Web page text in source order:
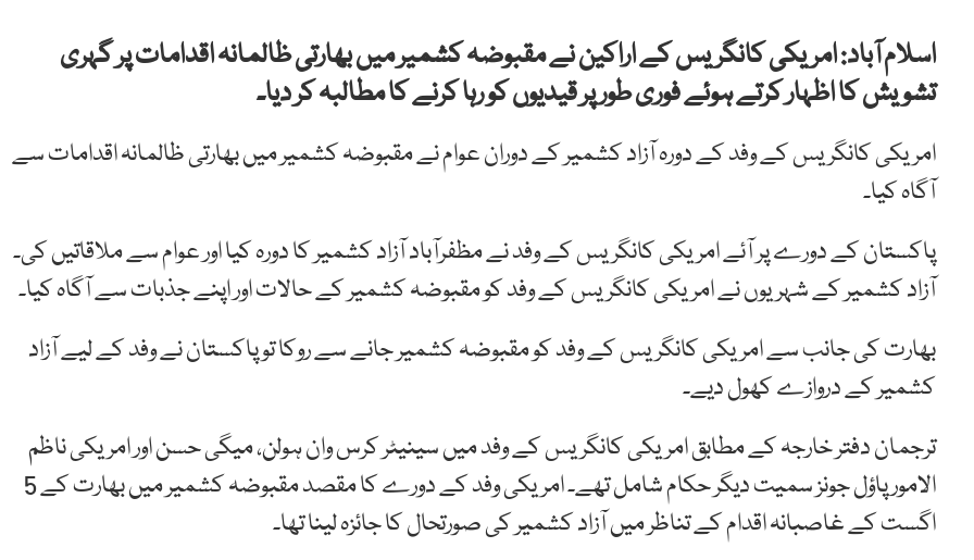
اسلام آباد: امریکی کانگریس کے اراکین نے مقبوضہ کشمیر میں بھارتی ظالمانہ اقدامات پر گہری
تشویش کا اظہار کرتے ہوئے فوری طور پر قیدیوں کو رہا کرنے کا مطالبہ کر دیا۔
امریکی کانگریس کے وفد کے دورہ آزاد کشمیر کے دوران عوام نے مقبوضہ کشمیر میں بھارتی ظالمانہ اقدامات سے
آگاہ کیا۔
پاکستان کے دورے پر آئے امریکی کانگریس کے وفد نے مظفرآباد آزاد کشمیر کا دورہ کیا اور عوام سے ملاقاتیں کی۔
آزاد کشمیر کے شہریوں نے امریکی کانگریس کے وفد کو مقبوضہ کشمیر کے حالات اور اپنے جذبات سے آگاہ کیا۔
بھارت کی جانب سے امریکی کانگریس کے وفد کو مقبوضہ کشمیر جانے سے روکا تو پاکستان نے وفد کے لیے آزاد
کشمیر کے دروازے کھول دیے۔
ترجمان دفتر خارجہ کے مطابق امریکی کانگریس کے وفد میں سینیٹر کرس وان ہولن، میگی حسن اور امریکی ناظم
الامور پاؤل جونز سمیت دیگر حکام شامل تھے۔ امریکی وفد کے دورے کا مقصد مقبوضہ کشمیر میں بھارت کے 5
اگست کے غاصبانہ اقدام کے تناظر میں آزاد کشمیر کی صورتحال کا جائزہ لینا تھا۔